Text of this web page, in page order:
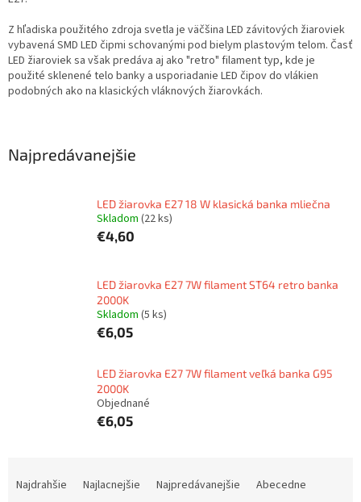
Z hľadiska použitého zdroja svetla je väčšina LED závitových žiaroviek
vybavená SMD LED čipmi schovanými pod bielym plastovým telom. Časť
LED žiaroviek sa však predáva aj ako "retro" filament typ, kde je
použité sklenené telo banky a usporiadanie LED čipov do vlákien
podobných ako na klasických vláknových žiarovkách.
Najpredávanejšie
LED žiarovka E27 18 W klasická banka mliečna
Skladom (22 ks)
€4,60
LED žiarovka E27 7W filament ST64 retro banka
2000K
Skladom (5 ks)
€6,05
LED žiarovka E27 7W filament veľká banka G95
2000K
Objednané
€6,05
Najdrahšie Najlacnejšie Najpredávanejšie Abecedne